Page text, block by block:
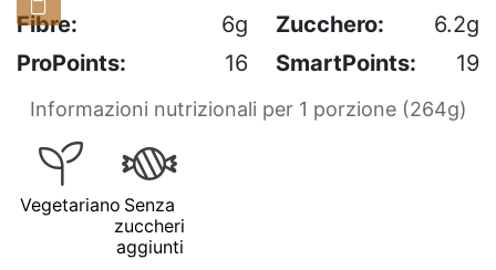
Fibre:
6g Zucchero:
6.2g
ProPoints:
16 SmartPoints: 19
Informazioni nutrizionali per 1 porzione (264g)
Vegetariano Senza
zuccheri
aggiunti